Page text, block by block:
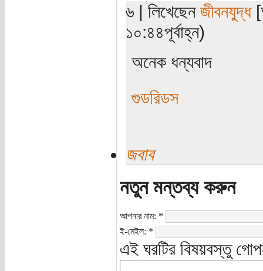
৬ | লিখেছেন জীবনযুদ্ধ
১০:৪৪পূর্বাহ্ন)
অনেক ধন্যবাদ
গুডরিডস
জবাব
নতুন মন্তব্য করুন
আপনার নাম: *
ই-মেইল: *
এই ঘরটির বিষয়বস্তু